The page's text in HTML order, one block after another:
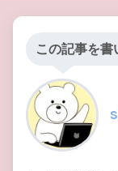
この記事を書